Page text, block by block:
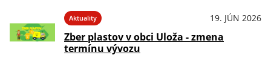
Aktuality 19. JÚN 2026
Zber plastov v obci Uloža - zmena
termínu vývozu